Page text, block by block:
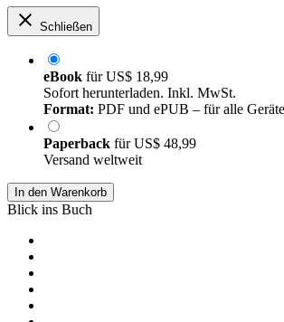
Schließen
eBook fürUS$ 18,99
Sofort herunterladen. Inkl. MwSt.
Format: PDF und ePUB – für alle Geräte
Paperback fürUS$ 48,99
Versand weltweit
In den Warenkorb
Blick ins Buch